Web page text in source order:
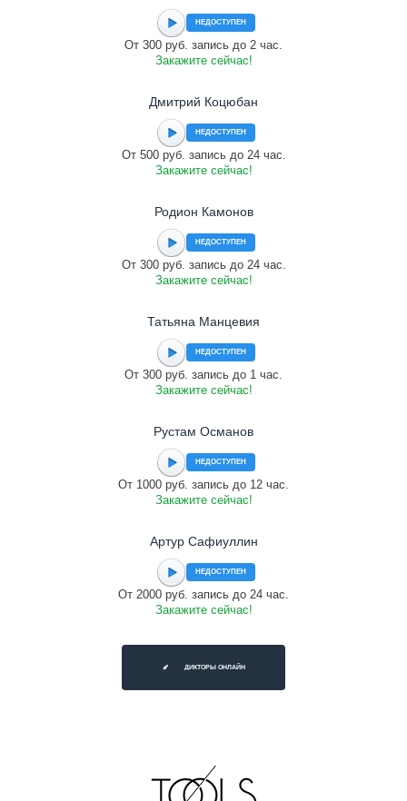
НЕДОСТУПЕН
От 300 руб. запись до 2 час.
Закажите сейчас!
Дмитрий Коцюбан
НЕДОСТУПЕН
От 500 руб. запись до 24 час.
Закажите сейчас!
Родион Камонов
НЕДОСТУПЕН
От 300 руб. запись до 24 час.
Закажите сейчас!
Татьяна Манцевия
НЕДОСТУПЕН
От 300 руб. запись до 1 час.
Закажите сейчас!
Рустам Османов
НЕДОСТУПЕН
От 1000 руб. запись до 12 час.
Закажите сейчас!
Артур Сафиуллин
НЕДОСТУПЕН
От 2000 руб. запись до 24 час.
Закажите сейчас!
ДИКТОРЫ ОНЛАЙН